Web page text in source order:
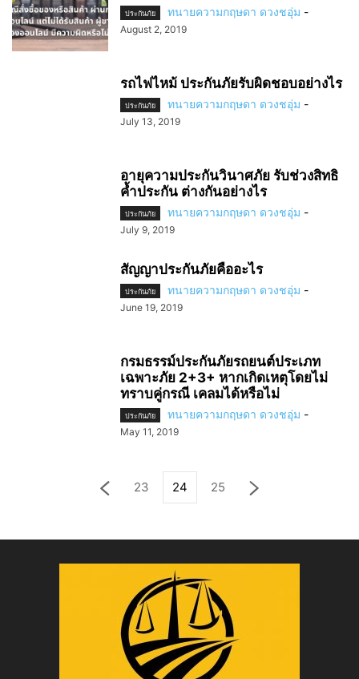
ประกันภัย ทนายความกฤษดา ดวงชอุ่ม -
August 2, 2019
รถไฟไหม้ ประกันภัยรับผิดชอบอย่างไร
ประกันภัย ทนายความกฤษดา ดวงชอุ่ม -
July 13, 2019
อายุความประกันวินาศภัย รับช่วงสิทธิ
ค้ำประกัน ต่างกันอย่างไร
ประกันภัย ทนายความกฤษดา ดวงชอุ่ม -
July 9, 2019
สัญญาประกันภัยคืออะไร
ประกันภัย ทนายความกฤษดา ดวงชอุ่ม -
June 19, 2019
กรมธรรม์ประกันภัยรถยนต์ประเภท
เฉพาะภัย 2+3+ หากเกิดเหตุโดยไม่
ทราบคู่กรณี เคลมได้หรือไม่
ประกันภัย ทนายความกฤษดา ดวงชอุ่ม -
May 11, 2019
23 24 25